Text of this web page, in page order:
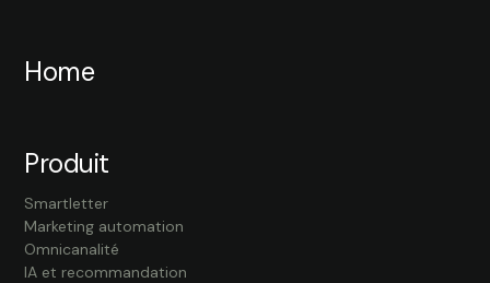
Home
Produit
Smartletter
Marketing automation
Omnicanalité
IA et recommandation